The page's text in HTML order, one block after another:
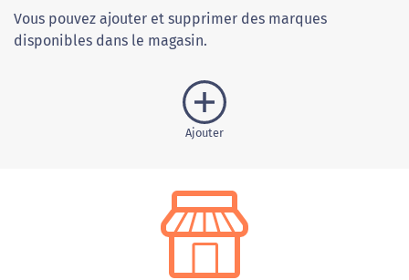
Vous pouvez ajouter et supprimer des marques
disponibles dans le magasin.
Ajouter